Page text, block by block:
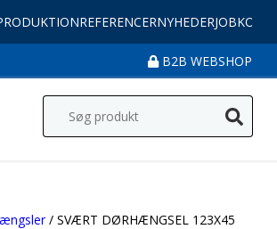
REFERENCERNYHEDERJOB
B2B WEBSHOP
/ SVÆRT DØRHÆNGSEL 123X45